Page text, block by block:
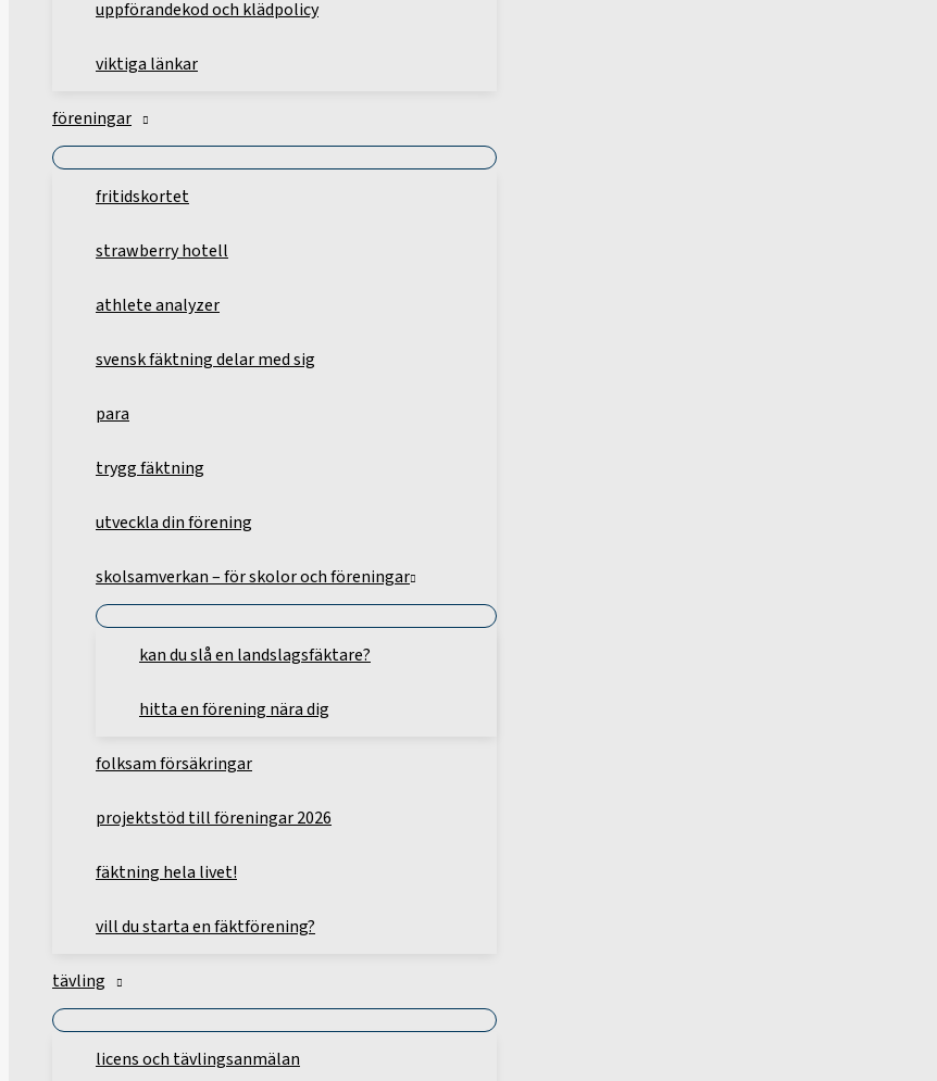
uppförandekod och klädpolicy
viktiga länkar
föreningar
fritidskortet
strawberry hotell
athlete analyzer
svensk fäktning delar med sig
para
trygg fäktning
utveckla din förening
skolsamverkan – för skolor och föreningar
kan du slå en landslagsfäktare?
hitta en förening nära dig
folksam försäkringar
projektstöd till föreningar 2026
fäktning hela livet!
vill du starta en fäktförening?
tävling
licens och tävlingsanmälan